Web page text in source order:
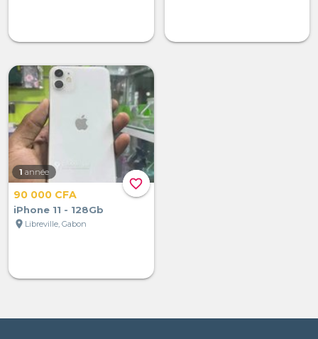
favorite_border
1 année
90 000 CFA
iPhone 11 - 128Gb
location_on Libreville, Gabon